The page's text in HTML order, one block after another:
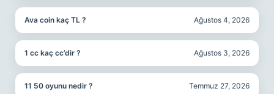
Ava coin kaç TL ? Ağustos 4, 2026
1 cc kaç cc’dir ? Ağustos 3, 2026
11 50 oyunu nedir ? Temmuz 27, 2026